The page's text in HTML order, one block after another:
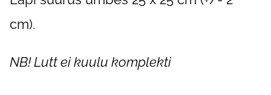
cm).
NB! Lutt ei kuulu komplekti